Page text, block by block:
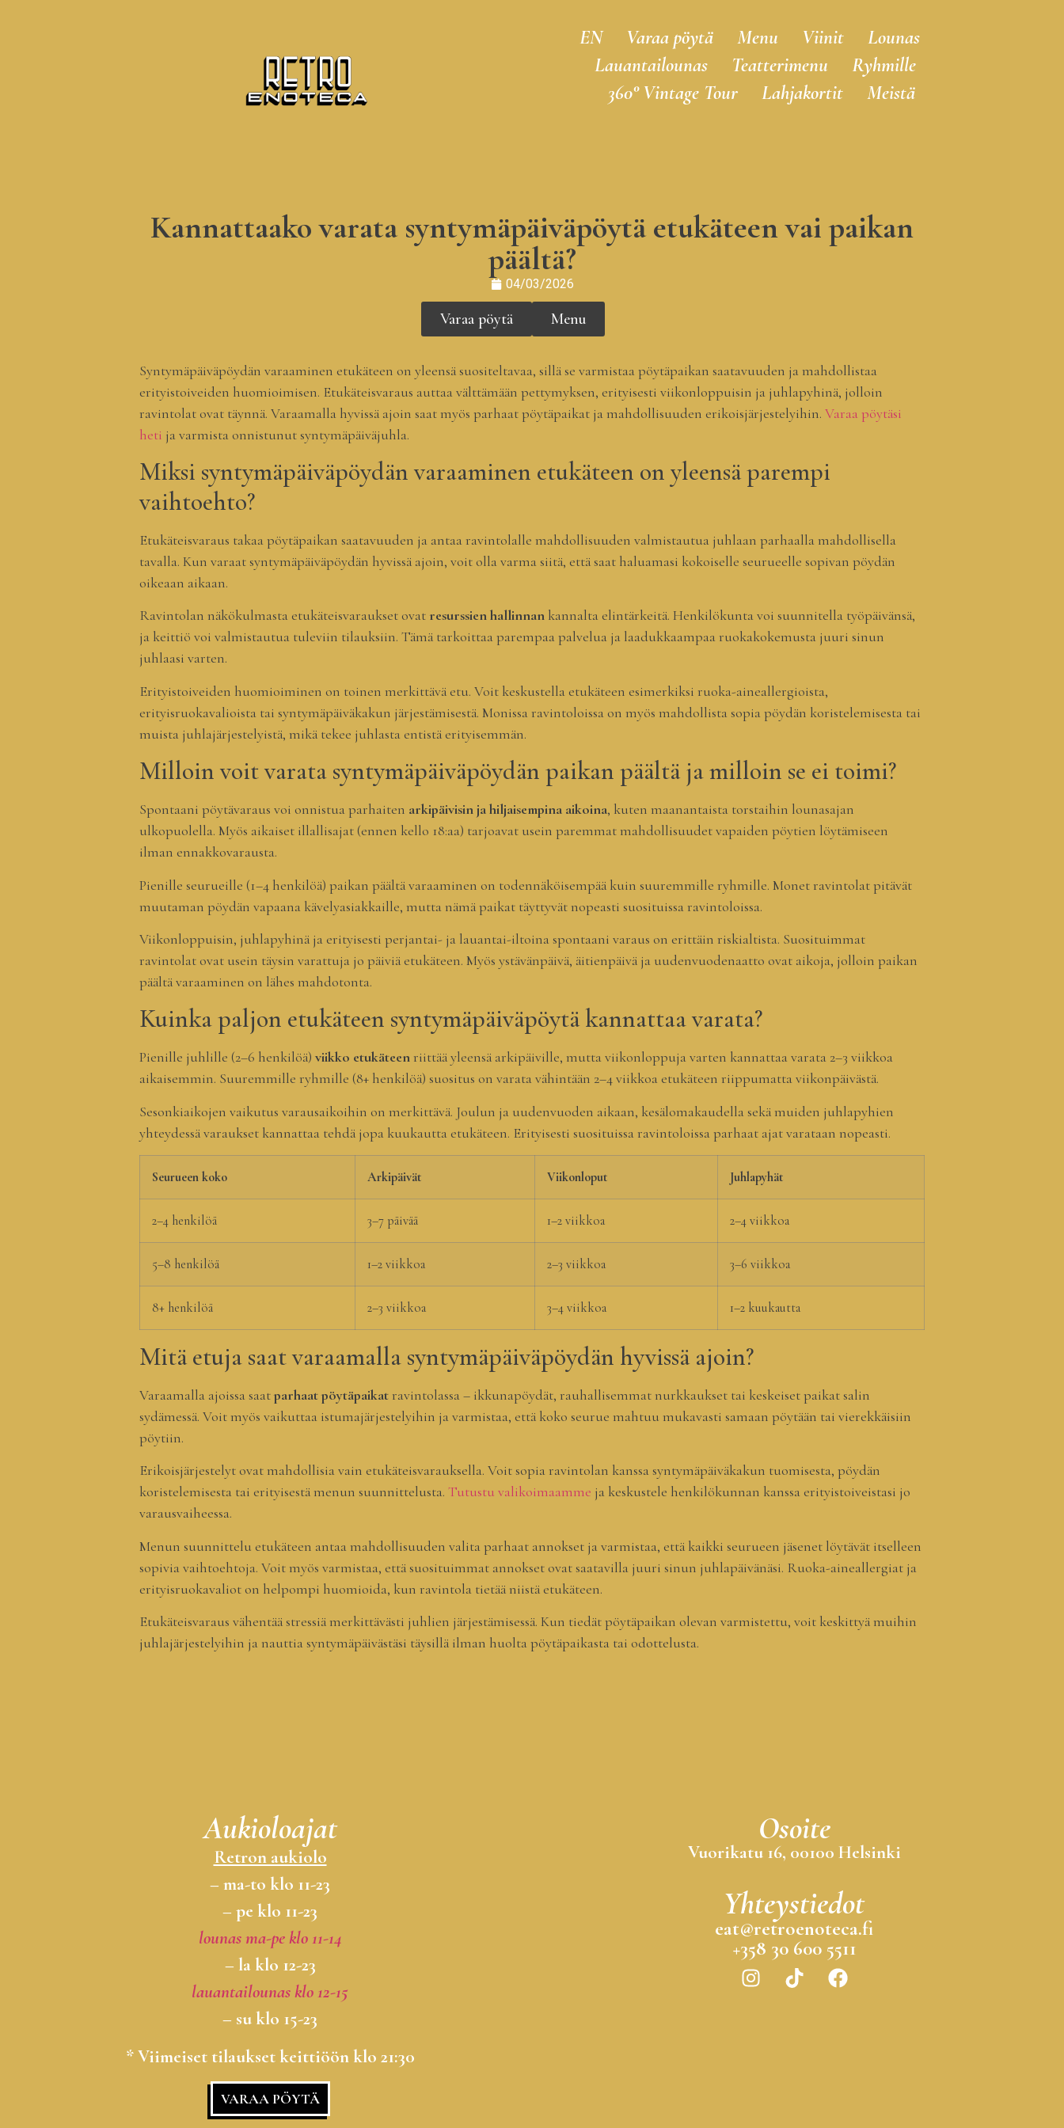
EN Varaa pöytä Menu Viinit
Lounas
Lauantailounas
Teatterimenu
Ryhmille
360° Vintage Tour
Lahjakortit Meistä
Kannattaako varata syntymäpäiväpöytä etukäteen vai paikan
päältä?
04/03/2026
Varaa pöytä Menu
Syntymäpäiväpöydän varaaminen etukäteen on yleensä suositeltavaa, sillä se varmistaa pöytäpaikan saatavuuden ja mahdollistaa
erityistoiveiden huomioimisen. Etukäteisvaraus auttaa välttämään pettymyksen, erityisesti viikonloppuisin ja juhlapyhinä, jolloin
ravintolat ovat täynnä. Varaamalla hyvissä ajoin saat myös parhaat pöytäpaikat ja mahdollisuuden erikoisjärjestelyihin. Varaa pöytäsi
heti ja varmista onnistunut syntymäpäiväjuhla.
Miksi syntymäpäiväpöydän varaaminen etukäteen on yleensä parempi
vaihtoehto?
Etukäteisvaraus takaa pöytäpaikan saatavuuden ja antaa ravintolalle mahdollisuuden valmistautua juhlaan parhaalla mahdollisella
tavalla. Kun varaat syntymäpäiväpöydän hyvissä ajoin, voit olla varma siitä, että saat haluamasi kokoiselle seurueelle sopivan pöydän
oikeaan aikaan.
Ravintolan näkökulmasta etukäteisvaraukset ovat resurssien hallinnan kannalta elintärkeitä. Henkilökunta voi suunnitella työpäivänsä,
ja keittiö voi valmistautua tuleviin tilauksiin. Tämä tarkoittaa parempaa palvelua ja laadukkaampaa ruokakokemusta juuri sinun
juhlaasi varten.
Erityistoiveiden huomioiminen on toinen merkittävä etu. Voit keskustella etukäteen esimerkiksi ruoka-aineallergioista,
erityisruokavalioista tai syntymäpäiväkakun järjestämisestä. Monissa ravintoloissa on myös mahdollista sopia pöydän koristelemisesta tai
muista juhlajärjestelyistä, mikä tekee juhlasta entistä erityisemmän.
Milloin voit varata syntymäpäiväpöydän paikan päältä ja milloin se ei toimi?
Spontaani pöytävaraus voi onnistua parhaiten arkipäivisin ja hiljaisempina aikoina, kuten maanantaista torstaihin lounasajan
ulkopuolella. Myös aikaiset illallisajat (ennen kello 18:aa) tarjoavat usein paremmat mahdollisuudet vapaiden pöytien löytämiseen
ilman ennakkovarausta.
Pienille seurueille (1–4 henkilöä) paikan päältä varaaminen on todennäköisempää kuin suuremmille ryhmille. Monet ravintolat pitävät
muutaman pöydän vapaana kävelyasiakkaille, mutta nämä paikat täyttyvät nopeasti suosituissa ravintoloissa.
Viikonloppuisin, juhlapyhinä ja erityisesti perjantai- ja lauantai-iltoina spontaani varaus on erittäin riskialtista. Suosituimmat
ravintolat ovat usein täysin varattuja jo päiviä etukäteen. Myös ystävänpäivä, äitienpäivä ja uudenvuodenaatto ovat aikoja, jolloin paikan
päältä varaaminen on lähes mahdotonta.
Kuinka paljon etukäteen syntymäpäiväpöytä kannattaa varata?
Pienille juhlille (2–6 henkilöä) viikko etukäteenriittää yleensä arkipäiville, mutta viikonloppuja varten kannattaa varata 2–3 viikkoa
aikaisemmin. Suuremmille ryhmille (8+ henkilöä) suositus on varata vähintään 2–4 viikkoa etukäteen riippumatta viikonpäivästä.
Sesonkiaikojen vaikutus varausaikoihin on merkittävä. Joulun ja uudenvuoden aikaan, kesälomakaudella sekä muiden juhlapyhien
yhteydessä varaukset kannattaa tehdä jopa kuukautta etukäteen. Erityisesti suosituissa ravintoloissa parhaat ajat varataan nopeasti.
Seurueen koko Arkipäivät Viikonloput Juhlapyhät
2–4 henkilöä 3–7 päivää 1–2 viikkoa 2–4 viikkoa
5–8 henkilöä 1–2 viikkoa 2–3 viikkoa 3–6 viikkoa
8+ henkilöä 2–3 viikkoa 3–4 viikkoa 1–2 kuukautta
Mitä etuja saat varaamalla syntymäpäiväpöydän hyvissä ajoin?
Varaamalla ajoissa saatparhaat pöytäpaikatravintolassa – ikkunapöydät, rauhallisemmat nurkkaukset tai keskeiset paikat salin
sydämessä. Voit myös vaikuttaa istumajärjestelyihin ja varmistaa, että koko seurue mahtuu mukavasti samaan pöytään tai vierekkäisiin
pöytiin.
Erikoisjärjestelyt ovat mahdollisia vain etukäteisvarauksella. Voit sopia ravintolan kanssa syntymäpäiväkakun tuomisesta, pöydän
koristelemisesta tai erityisestä menun suunnittelusta. Tutustu valikoimaamme ja keskustele henkilökunnan kanssa erityistoiveistasi jo
varausvaiheessa.
Menun suunnittelu etukäteen antaa mahdollisuuden valita parhaat annokset ja varmistaa, että kaikki seurueen jäsenet löytävät itselleen
sopivia vaihtoehtoja. Voit myös varmistaa, että suosituimmat annokset ovat saatavilla juuri sinun juhlapäivänäsi. Ruoka-aineallergiat ja
erityisruokavaliot on helpompi huomioida, kun ravintola tietää niistä etukäteen.
Etukäteisvaraus vähentää stressiä merkittävästi juhlien järjestämisessä. Kun tiedät pöytäpaikan olevan varmistettu, voit keskittyä muihin
juhlajärjestelyihin ja nauttia syntymäpäivästäsi täysillä ilman huolta pöytäpaikasta tai odottelusta.
Aukioloajat
Retron aukiolo
– ma-to klo 11-23
– pe klo 11-23
lounas ma-pe klo 11-14
– la klo 12-23
lauantailounas klo 12-15
– su klo 15-23
* Viimeiset tilaukset keittiöön klo 21:30
VARAA PÖYTÄ
Osoite
Vuorikatu 16, 00100 Helsinki
Yhteystiedot
eat@retroenoteca.fi
+358 30 600 5511